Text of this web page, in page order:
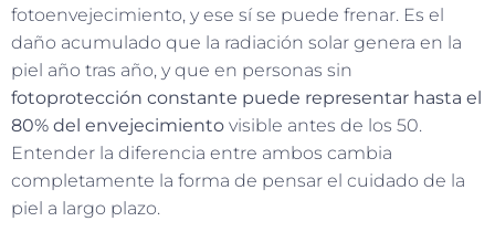
fotoenvejecimiento, y ese sí se puede frenar. Es el
daño acumulado que la radiación solar genera en la
piel año tras año, y que en personas sin
fotoprotección constante puede representar hasta el
80% del envejecimiento visible antes de los 50.
Entender la diferencia entre ambos cambia
completamente la forma de pensar el cuidado de la
piel a largo plazo.